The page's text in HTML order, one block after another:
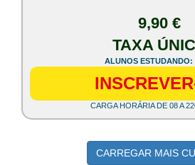
9,90 €
TAXA
ALUNOS ESTUDANDO:
CARGA HORÁRIA DE 08 A
CARREGAR MAIS